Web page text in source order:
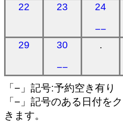
22
23 24
−−
29
30
−−
.
「−」記号:予約空き有
「−」記号のある日付を
きます。